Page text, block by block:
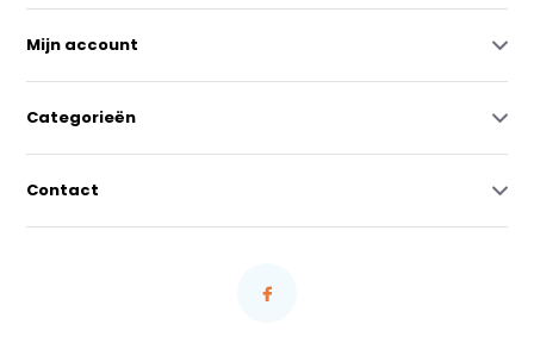
Mijn account
Categorieën
Contact